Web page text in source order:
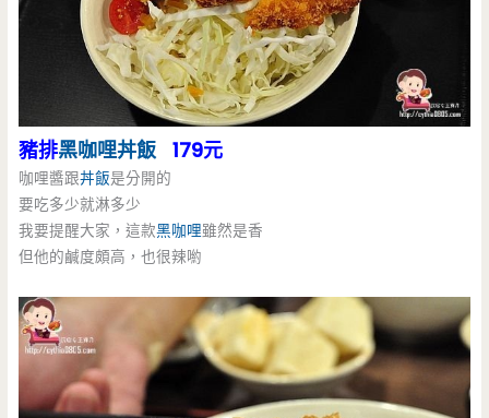
豬排黑咖哩丼飯 179元
咖哩醬跟丼飯是分開的
要吃多少就淋多少
我要提醒大家，這款黑咖哩雖然是香
但他的鹹度頗高，也很辣喲